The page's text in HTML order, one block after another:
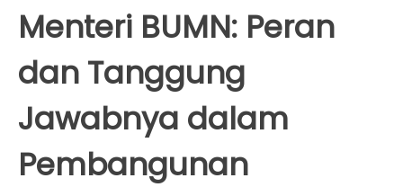
Menteri BUMN: Peran
dan Tanggung
Jawabnya dalam
Pembangunan